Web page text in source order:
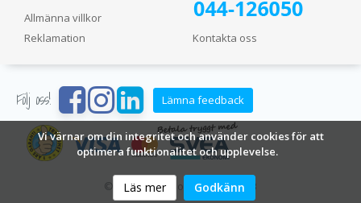
Vi värnar om din integritet och använder cookies för att
optimera funktionalitet och upplevelse.
Läs mer Godkänn
Allmänna villkor
Reklamation
Kontakta oss
Följ oss! Lämna feedback
© 2024 Digitalboxen Sverige AB